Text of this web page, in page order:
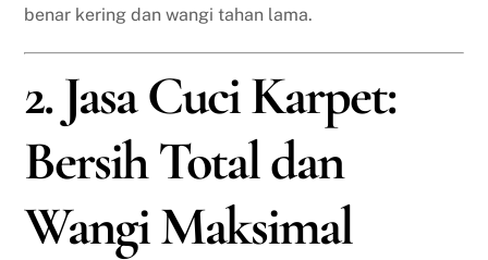
benar kering dan wangi tahan lama.
2. Jasa Cuci Karpet:
Bersih Total dan
Wangi Maksimal